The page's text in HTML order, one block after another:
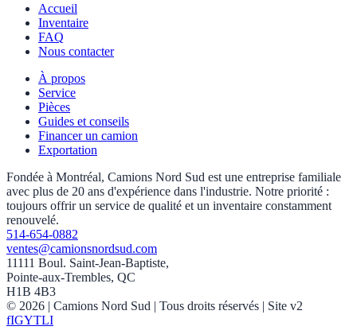
Accueil
Inventaire
FAQ
Nous contacter
À propos
Service
Pièces
Guides et conseils
Financer un camion
Exportation
Fondée à Montréal, Camions Nord Sud est une entreprise familiale
avec plus de 20 ans d'expérience dans l'industrie. Notre priorité :
toujours offrir un service de qualité et un inventaire constamment
renouvelé.
514-654-0882
ventes@camionsnordsud.com
11111 Boul. Saint-Jean-Baptiste,
Pointe-aux-Trembles, QC
H1B 4B3
© 2026 | Camions Nord Sud | Tous droits réservés | Site v2
fIGYTLI